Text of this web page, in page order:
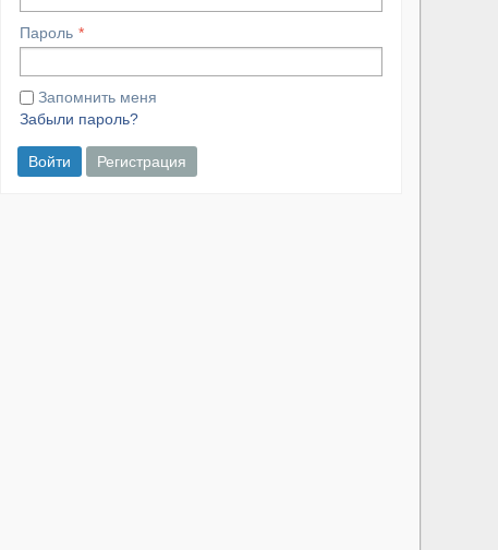
Пароль
Запомнить меня
Забыли пароль?
Войти Регистрация